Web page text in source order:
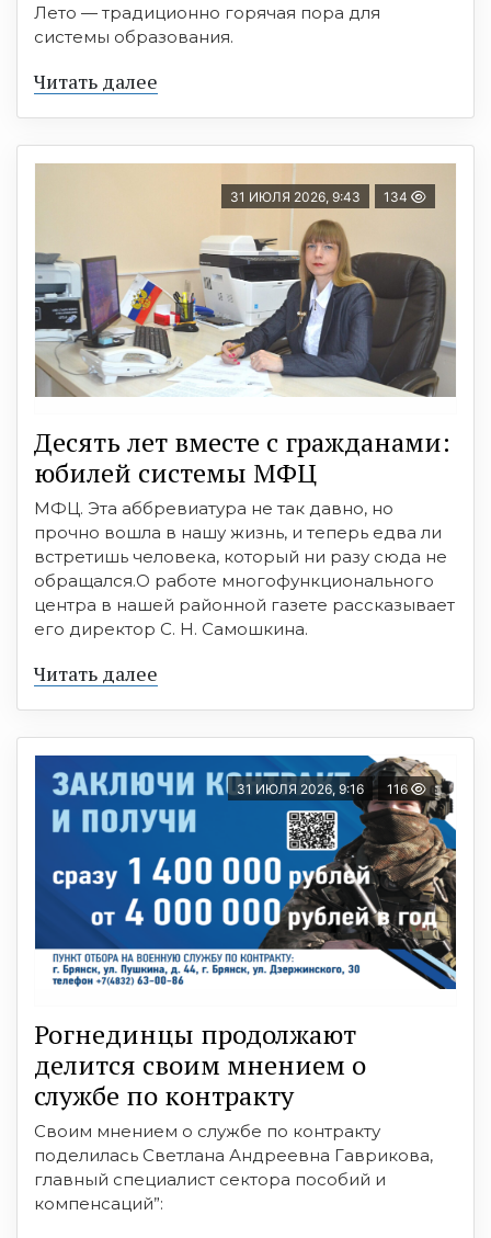
Лето — традиционно горячая пора для
системы образования.
Читать далее
31 ИЮЛЯ 2026, 9:43 134
Десять лет вместе с гражданами:
юбилей системы МФЦ
МФЦ. Эта аббревиатура не так давно, но
прочно вошла в нашу жизнь, и теперь едва ли
встретишь человека, который ни разу сюда не
обращался.О работе многофункционального
центра в нашей районной газете рассказывает
его директор С. Н. Самошкина.
Читать далее
31 ИЮЛЯ 2026, 9:16 116
Рогнединцы продолжают
делится своим мнением о
службе по контракту
Своим мнением о службе по контракту
поделилась Светлана Андреевна Гаврикова,
главный специалист сектора пособий и
компенсаций”: